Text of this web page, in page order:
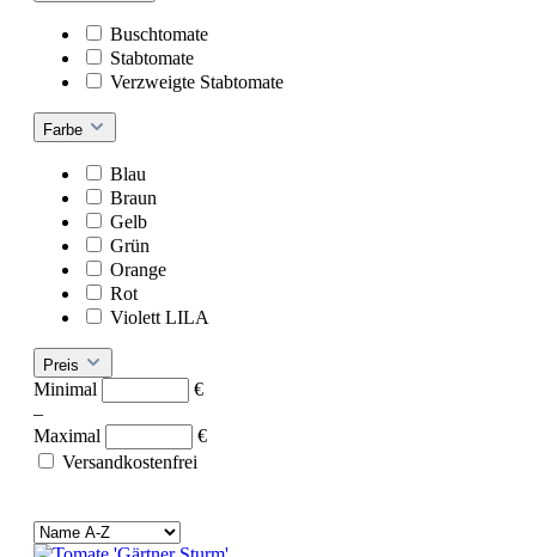
Buschtomate
Stabtomate
Verzweigte Stabtomate
Farbe
Blau
Braun
Gelb
Grün
Orange
Rot
Violett LILA
Preis
Minimal
€
–
Maximal
€
Versandkostenfrei